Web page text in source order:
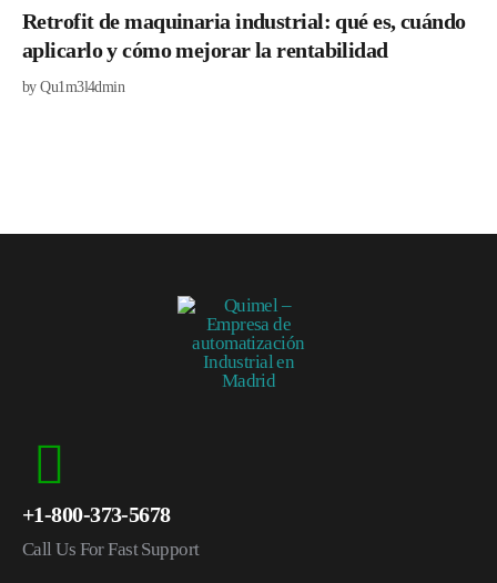
Retrofit de maquinaria industrial: qué es, cuándo
aplicarlo y cómo mejorar la rentabilidad
by Qu1m3l4dmin
+1-800-373-5678
Call Us For Fast Support